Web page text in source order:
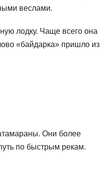
веслами.
лодку. Чаще всего она
«байдарка» пришло из
Они более
по быстрым рекам.